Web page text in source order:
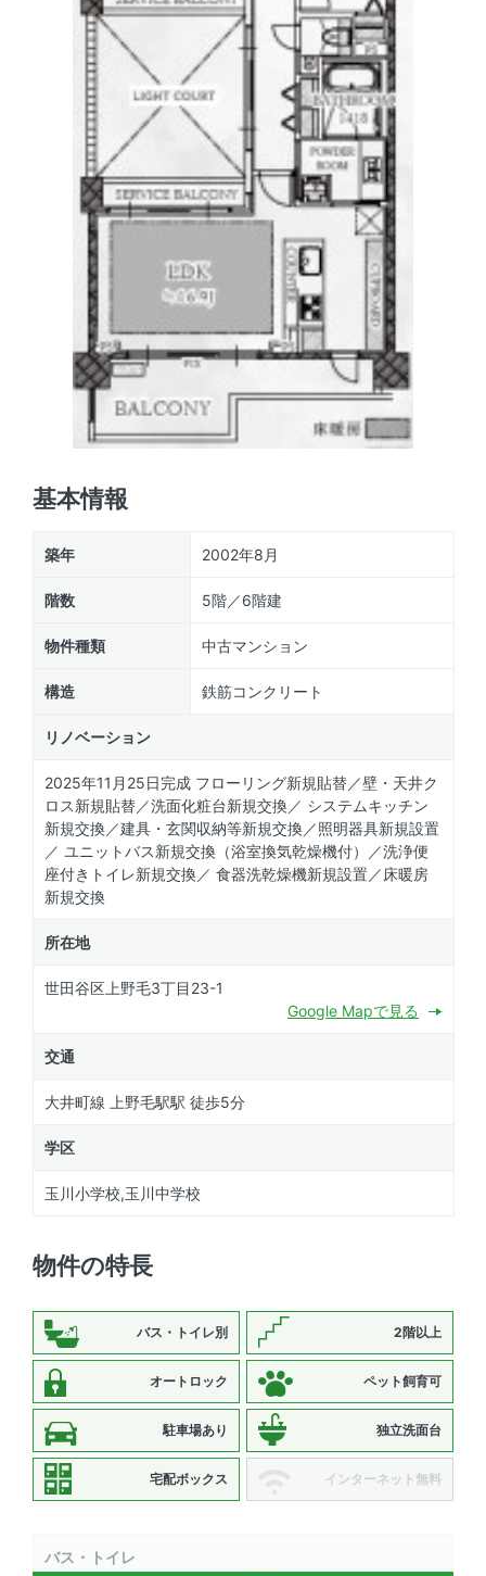
基本情報
築年 2002年8月
階数 5階／6階建
物件種類 中古マンション
構造 鉄筋コンクリート
リノベーション
2025年11月25日完成 フローリング新規貼替／壁・天井ク
ロス新規貼替／洗面化粧台新規交換／ システムキッチン
新規交換／建具・玄関収納等新規交換／照明器具新規設置
／ ユニットバス新規交換（浴室換気乾燥機付）／洗浄便
座付きトイレ新規交換／ 食器洗乾燥機新規設置／床暖房
新規交換
所在地
世田谷区上野毛3丁目23-1
Google Mapで見る
交通
大井町線 上野毛駅駅 徒歩5分
学区
玉川小学校,玉川中学校
物件の特長
バス・トイレ別 2階以上
オートロック ペット飼育可
駐車場あり 独立洗面台
宅配ボックス インターネット無料
バス・トイレ